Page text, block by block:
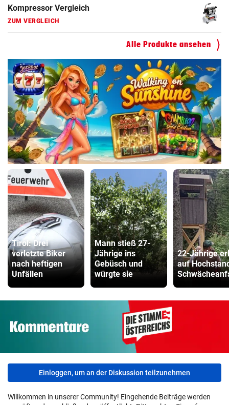
Kompressor Vergleich
ZUM VERGLEICH
Alle Produkte ansehen
Tirol: Drei
verletzte Biker
nach heftigen
Unfällen
Mann stieß 27-
Jährige ins
Gebüsch und
würgte sie
22-Jährige
auf
Einloggen, um an der Diskussion teilzunehmen
Willkommen in unserer Community! Eingehende Beiträge werden